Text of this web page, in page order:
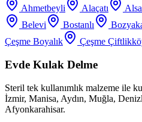
Ahmetbeyli Alaçatı
Belevi
Bostanlı
Çeşme Boyalık
Çeşme
Evde Kulak Delme
Steril tek kullanımlık malzeme ile
İzmir, Manisa, Aydın, Muğla,
Afyonkarahisar.